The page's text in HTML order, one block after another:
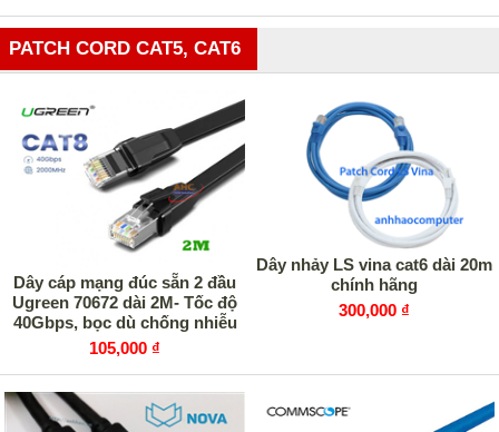
PATCH CORD CAT5, CAT6
Dây cáp mạng đúc sẵn 2 đầu
Ugreen 70672 dài 2M- Tốc độ
40Gbps, bọc dù chống nhiễu
105,000 ₫
Dây nhảy LS vina cat6 dài 20m
chính hãng
300,000 ₫